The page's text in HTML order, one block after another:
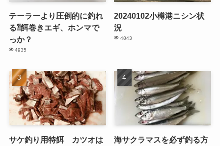
テーラーより圧倒的に釣れ
る⁈餌巻きエギ、ホンマで
っか？
4935
20240102小樽港ニシン状
況
4843
サケ釣り用特餌 カツオは
海サクラマスを必ず釣る方